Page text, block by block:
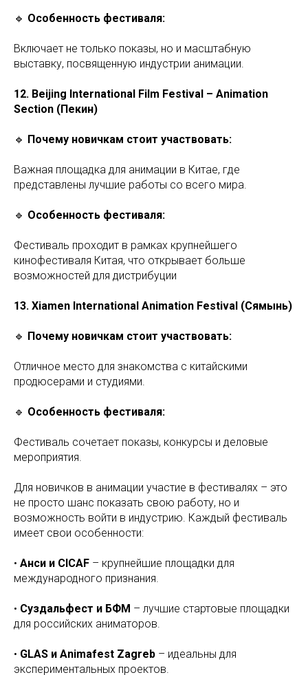
🔹 Особенность фестиваля:
Включает не только показы, но и масштабную
выставку, посвященную индустрии анимации.
12. Beijing International Film Festival – Animation
Section (Пекин)
🔹 Почему новичкам стоит участвовать:
Важная площадка для анимации в Китае, где
представлены лучшие работы со всего мира.
🔹 Особенность фестиваля:
Фестиваль проходит в рамках крупнейшего
кинофестиваля Китая, что открывает больше
возможностей для дистрибуции
13. Xiamen International Animation Festival (Сямынь)
🔹 Почему новичкам стоит участвовать:
Отличное место для знакомства с китайскими
продюсерами и студиями.
🔹 Особенность фестиваля:
Фестиваль сочетает показы, конкурсы и деловые
мероприятия.
Для новичков в анимации участие в фестивалях – это
не просто шанс показать свою работу, но и
возможность войти в индустрию. Каждый фестиваль
имеет свои особенности:
• Анси и CICAF – крупнейшие площадки для
международного признания.
• Суздальфест и БФМ – лучшие стартовые площадки
для российских аниматоров.
• GLAS и Animafest Zagreb – идеальны для
экспериментальных проектов.